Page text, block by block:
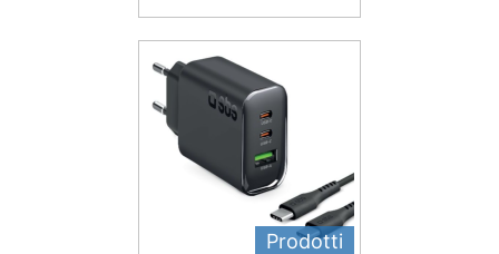
Prodotti